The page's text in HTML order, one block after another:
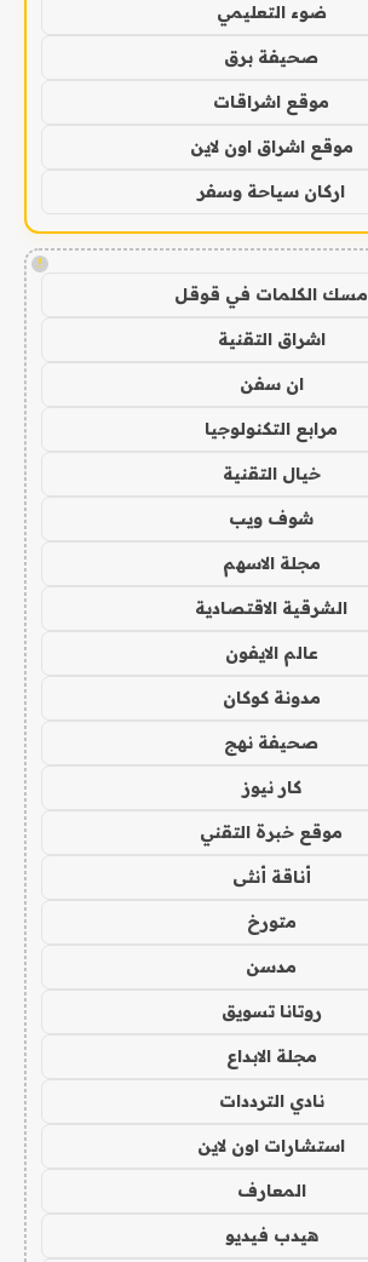
ضوء التعليمي
صحيفة برق
موقع اشراقات
موقع اشراق اون لاين
اركان سياحة وسفر
!
مسك الكلمات في قوقل
اشراق التقنية
ان سفن
مرابع التكنولوجيا
خيال التقنية
شوف ويب
مجلة الاسهم
الشرقية الاقتصادية
عالم الايفون
مدونة كوكان
صحيفة نهج
كار نيوز
موقع خبرة التقني
أناقة أنثى
متورخ
مدسن
روتانا تسويق
مجلة الابداع
نادي الترددات
استشارات اون لاين
المعارف
هيدب فيديو